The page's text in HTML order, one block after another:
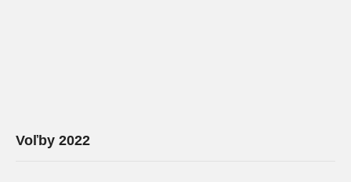
Voľby 2022